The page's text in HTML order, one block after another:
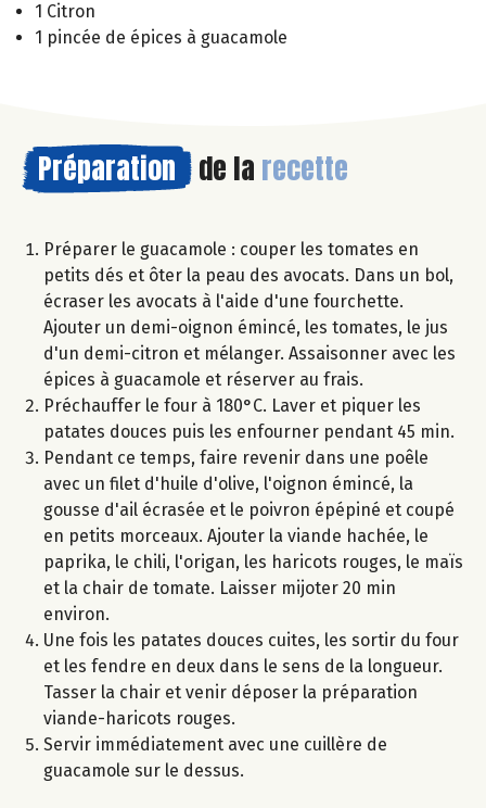
1 Citron
1 pincée de épices à guacamole
Préparation de la recette
Préparer le guacamole : couper les tomates en
petits dés et ôter la peau des avocats. Dans un bol,
écraser les avocats à l'aide d'une fourchette.
Ajouter un demi-oignon émincé, les tomates, le jus
d'un demi-citron et mélanger. Assaisonner avec les
épices à guacamole et réserver au frais.
Préchauffer le four à 180°C. Laver et piquer les
patates douces puis les enfourner pendant 45 min.
Pendant ce temps, faire revenir dans une poêle
avec un filet d'huile d'olive, l'oignon émincé, la
gousse d'ail écrasée et le poivron épépiné et coupé
en petits morceaux. Ajouter la viande hachée, le
paprika, le chili, l'origan, les haricots rouges, le maïs
et la chair de tomate. Laisser mijoter 20 min
environ.
Une fois les patates douces cuites, les sortir du four
et les fendre en deux dans le sens de la longueur.
Tasser la chair et venir déposer la préparation
viande-haricots rouges.
Servir immédiatement avec une cuillère de
guacamole sur le dessus.